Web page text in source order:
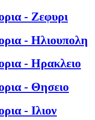
- Ζεφυρι
- Ηλιουπολη
- Ηρακλειο
- Θησειο
- Ιλιον